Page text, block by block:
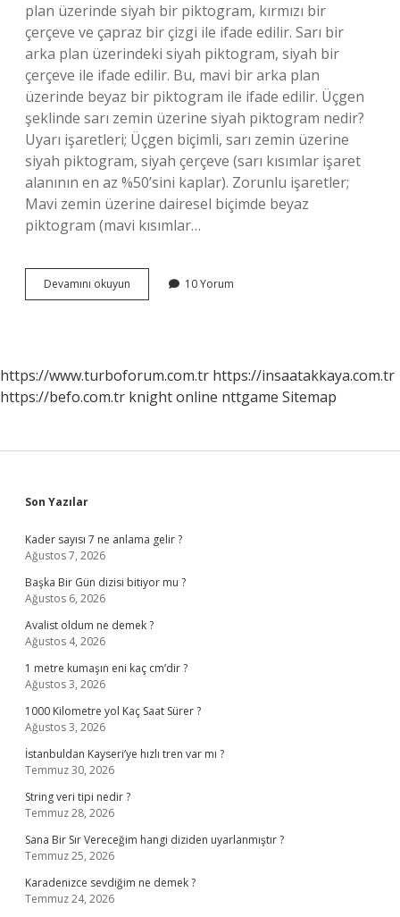
plan üzerinde siyah bir piktogram, kırmızı bir
çerçeve ve çapraz bir çizgi ile ifade edilir. Sarı bir
arka plan üzerindeki siyah piktogram, siyah bir
çerçeve ile ifade edilir. Bu, mavi bir arka plan
üzerinde beyaz bir piktogram ile ifade edilir. Üçgen
şeklinde sarı zemin üzerine siyah piktogram nedir?
Uyarı işaretleri; Üçgen biçimli, sarı zemin üzerine
siyah piktogram, siyah çerçeve (sarı kısımlar işaret
alanının en az %50’sini kaplar). Zorunlu işaretler;
Mavi zemin üzerine dairesel biçimde beyaz
piktogram (mavi kısımlar…
Devamını okuyun
Zemin
Anlama
Gelir
10 Yorum
https://www.turboforum.com.tr https://insaatakkaya.com.tr
https://befo.com.tr knight online nttgame Sitemap
Sidebar
Son Yazılar
Kader sayısı 7 ne anlama gelir ?
Ağustos 7, 2026
Başka Bir Gün dizisi bitiyor mu ?
Ağustos 6, 2026
Avalist oldum ne demek ?
Ağustos 4, 2026
1 metre kumaşın eni kaç cm’dir ?
Ağustos 3, 2026
1000 Kilometre yol Kaç Saat Sürer ?
Ağustos 3, 2026
İstanbuldan Kayseri’ye hızlı tren var mı ?
Temmuz 30, 2026
String veri tipi nedir ?
Temmuz 28, 2026
Sana Bir Sır Vereceğim hangi diziden uyarlanmıştır ?
Temmuz 25, 2026
Karadenizce sevdiğim ne demek ?
Temmuz 24, 2026